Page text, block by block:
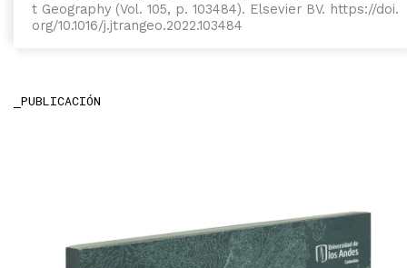
t Geography (Vol. 105, p. 103484). Elsevier BV. https://doi.
org/10.1016/j.jtrangeo.2022.103484
PUBLICACIÓN